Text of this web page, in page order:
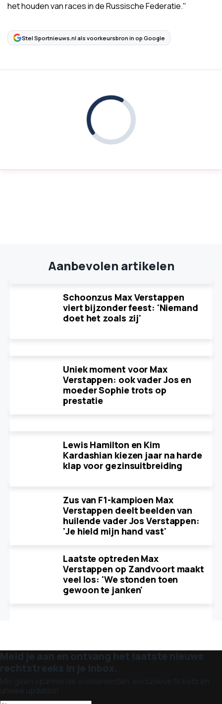
het houden van races in de Russische Federatie."
Stel Sportnieuws.nl als voorkeursbron in op Google
Aanbevolen artikelen
Schoonzus Max Verstappen
viert bijzonder feest: 'Niemand
doet het zoals zij'
Uniek moment voor Max
Verstappen: ook vader Jos en
moeder Sophie trots op
prestatie
Lewis Hamilton en Kim
Kardashian kiezen jaar na harde
klap voor gezinsuitbreiding
Zus van F1-kampioen Max
Verstappen deelt beelden van
huilende vader Jos Verstappen:
'Je hield mijn hand vast'
Laatste optreden Max
Verstappen op Zandvoort maakt
veel los: 'We stonden toen
gewoon te janken'
Meld je aan en ontvang het laatste nieuws
rechtstreeks in je inbox.
Mis geen spannende evenementen, exclusieve tickets en
unieke updates!